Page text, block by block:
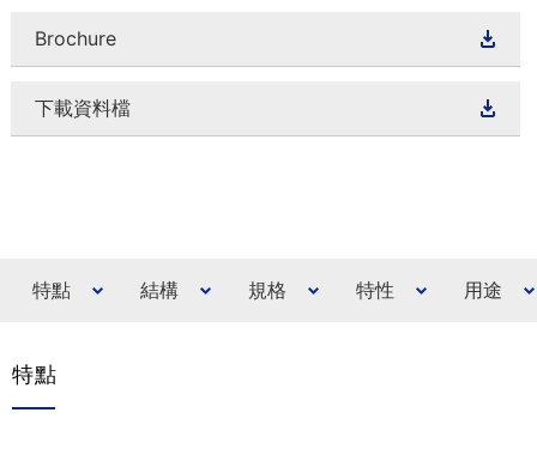
Brochure
下載資料檔
特點 結構 規格 特性 用途
特點